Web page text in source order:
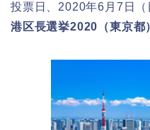
投票日、2020年6月7日（
港区長選挙2020（東京都